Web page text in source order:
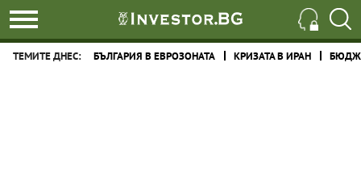
ТЕМИТЕ ДНЕС: БЪЛГАРИЯ В ЕВРОЗОНАТА КРИЗАТА В ИРАН